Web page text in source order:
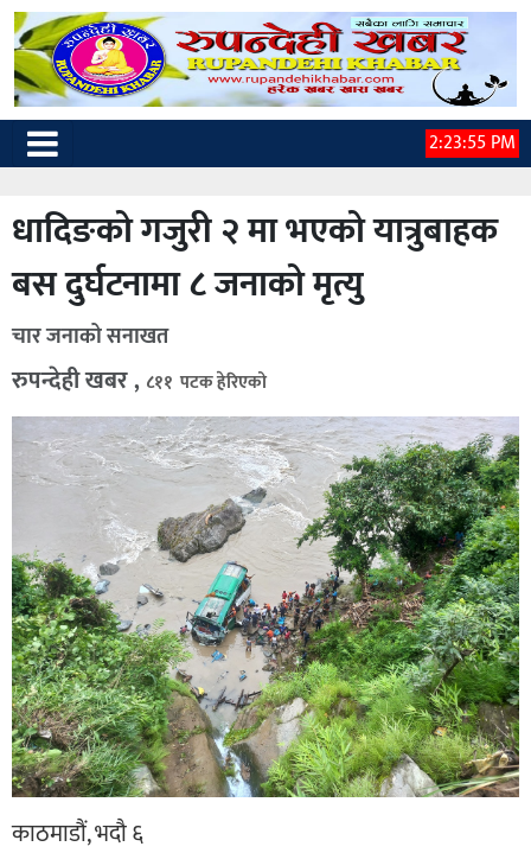
2:23:56 PM
धादिङको गजुरी २ मा भएको यात्रुबाहक
बस दुर्घटनामा ८ जनाको मृत्यु
चार जनाको सनाखत
रुपन्देही खबर , ८११ पटक हेरिएको
काठमाडौं, भदौ ६